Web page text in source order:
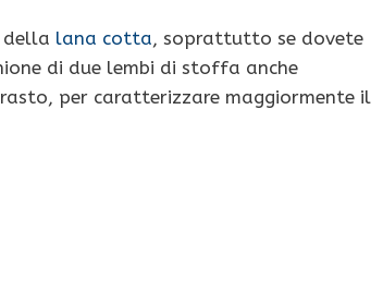
della lana cotta, soprattutto se dovete
di due lembi di stoffa anche
per caratterizzare maggiormente il